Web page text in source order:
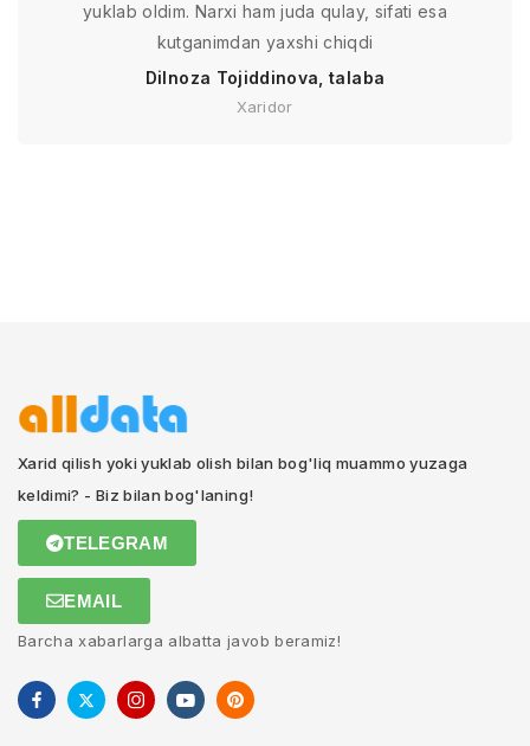
yuklab oldim. Narxi ham juda qulay, sifati esa
kutganimdan yaxshi chiqdi
Dilnoza Tojiddinova, talaba
Xaridor
Xarid qilish yoki yuklab olish bilan bog'liq muammo yuzaga
keldimi? - Biz bilan bog'laning!
TELEGRAM
EMAIL
Barcha xabarlarga albatta javob beramiz!